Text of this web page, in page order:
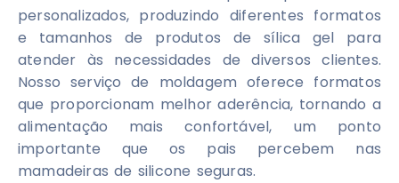
personalizados, produzindo diferentes formatos
e tamanhos de produtos de sílica gel para
atender às necessidades de diversos clientes.
Nosso serviço de moldagem oferece formatos
que proporcionam melhor aderência, tornando a
alimentação mais confortável, um ponto
importante que os pais percebem nas
mamadeiras de silicone seguras.